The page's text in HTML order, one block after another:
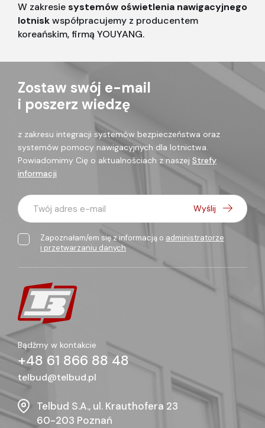
W zakresiesystemów oświetlenia nawigacyjnego
lotniskwspółpracujemy z producentem
koreańskim, firmą YOUYANG.
Zostaw swój e-mail
i poszerz wiedzę
z zakresu integracji systemów bezpieczeństwa oraz
systemów pomocy nawigacyjnych dla lotnictwa.
Powiadomimy Cię o aktualnościach z naszej Strefy
informacji
Twój adres e-mail
Wyślij
Zapoznałam/em się z informacją o administratorze
i przetwarzaniu danych
Bądźmy w kontakcie
+48 61 866 88 48
telbud@telbud.pl
Telbud S.A., ul. Krauthofera 23
60-203 Poznań